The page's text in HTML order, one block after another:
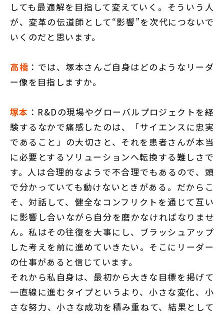
しても最適解を目指して変えていく。そういう人
が、変革の伝道師として“影響”を次代につないで
いくのだと思います。
高橋 ：では、塚本さんご自身はどのようなリーダ
ー像を目指しますか。
塚本 ：R&Dの現場やグローバルプロジェクトを経
験するなかで痛感したのは、「サイエンスに忠実
であること」の大切さと、それを患者さんが本当
に必要とするソリューションへ転換する難しさで
す。人は合理的なようで不合理でもあるので、頭
で分かっていても動けないときがある。だからこ
そ、対話して、健全なコンフリクトを通じて互い
に影響し合いながら自分を磨かなければなりませ
ん。私はその往復を大事にし、ブラッシュアップ
した考えを前に進めていきたい。そこにリーダー
の仕事があると信じています。
それから私自身は、最初から大きな目標を掲げて
一直線に進むタイプというより、小さな変化、小
さな努力、小さな成功を積み重ねて、結果として